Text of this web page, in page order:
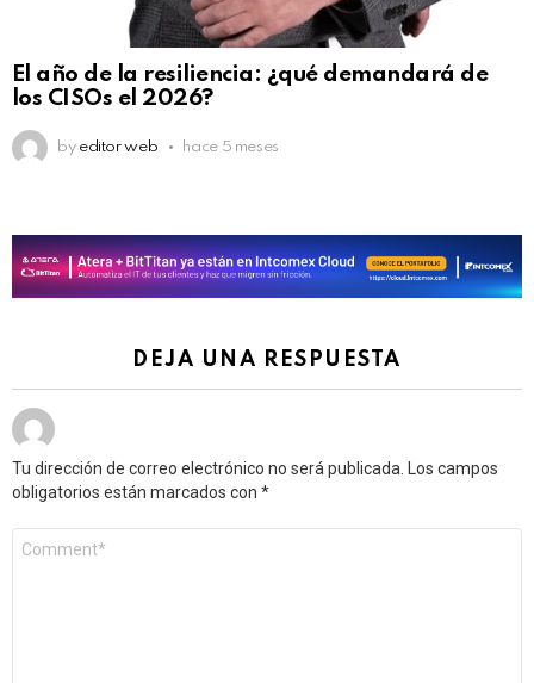
El año de la resiliencia: ¿qué demandará de
los CISOs el 2026?
by editor web hace 5 meses
DEJA UNA RESPUESTA
Tu dirección de correo electrónico no será publicada.
Los campos
obligatorios están marcados con *